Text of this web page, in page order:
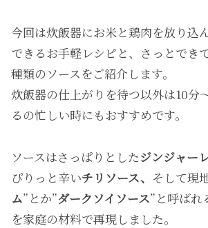
今回は炊飯器にお米と鶏肉を放り込
できるお手軽レシピと、さっとでき
種類のソースをご紹介します。
炊飯器の仕上がりを待つ以外は10分
るの忙しい時にもおすすめです。
ソースはさっぱりとしたジンジャー
ぴりっと辛いチリソース、 そして現
ム”とか”ダークソイソース”と呼ばれ
を家庭の材料で再現しました。